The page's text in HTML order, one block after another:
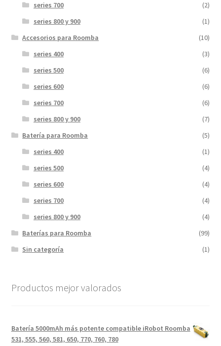
series 700
(2)
series 800 y 900
(1)
Accesorios para Roomba
(10)
series 400
(3)
series 500
(6)
series 600
(6)
series 700
(6)
series 800 y 900
(7)
Batería para Roomba
(5)
series 400
(1)
series 500
(4)
series 600
(4)
series 700
(4)
series 800 y 900
(4)
Baterías para Roomba
(99)
Sin categoría
(1)
Productos mejor valorados
Batería 5000mAh más potente compatible iRobot Roomba
531, 555, 560, 581, 650, 770, 760, 780